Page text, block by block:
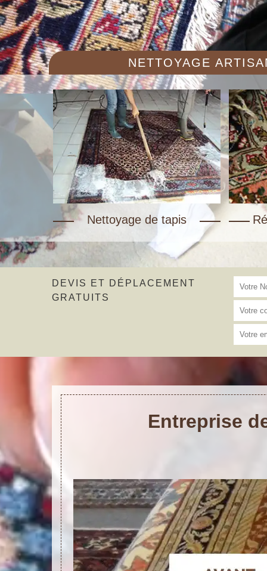
NETTOYAGE
Nettoyage de tapis
DEVIS ET DÉPLACEMENT
GRATUITS
Entreprise